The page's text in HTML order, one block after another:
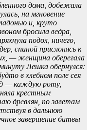
дома, добежала
на мгновение
и, круто
бросила ведра,
подол, ничего,
спиной прислонясь к
— женщина оберегала
Лешка обернулся:
в хлебном поле сея
— каждую роту,
крестным
древлян, по заветам
в дальнюю
завершение битвы